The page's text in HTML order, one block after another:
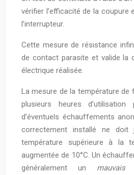
vérifier l’efficacité de la coupure
l’interrupteur.
Cette mesure de résistance
de contact parasite et valide la
électrique réalisée.
La mesure de la température de
plusieurs heures
d’éventuels échauffements
correctement installé ne doit
température supérieure à la
augmentée de 10°C. Un
généralement un mauvais